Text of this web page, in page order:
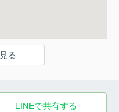
る
LINEで共有する